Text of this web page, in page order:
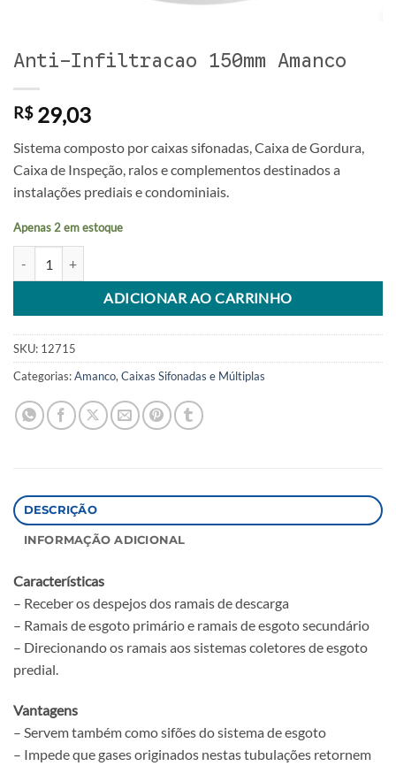
Anti-Infiltracao 150mm Amanco
R$29,03
Sistema composto por caixas sifonadas, Caixa de Gordura,
Caixa de Inspeção, ralos e complementos destinados a
instalações prediais e condominiais.
Apenas 2 em estoque
ADICIONAR AO CARRINHO
SKU: 12715
Categorias:Amanco, Caixas Sifonadas e Múltiplas
DESCRIÇÃO
INFORMAÇÃO ADICIONAL
Características
– Receber os despejos dos ramais de descarga
– Ramais de esgoto primário e ramais de esgoto secundário
– Direcionando os ramais aos sistemas coletores de esgoto
predial.
Vantagens
– Servem também como sifões do sistema de esgoto
– Impede que gases originados nestas tubulações retornem